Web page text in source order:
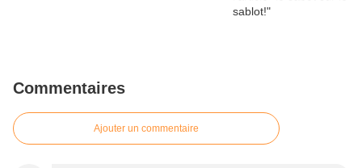
Commentaires
Ajouter un commentaire